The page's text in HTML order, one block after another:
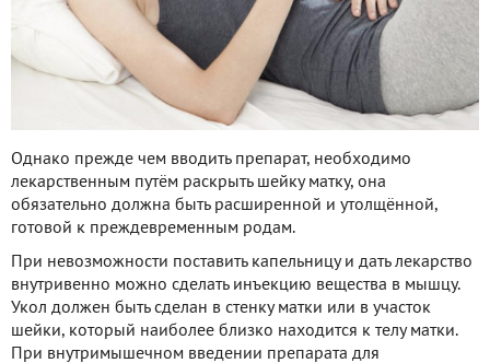
Однако прежде чем вводить препарат, необходимо
лекарственным путём раскрыть шейку матку, она
обязательно должна быть расширенной и утолщённой,
готовой к преждевременным родам.
При невозможности поставить капельницу и дать лекарство
внутривенно можно сделать инъекцию вещества в мышцу.
Укол должен быть сделан в стенку матки или в участок
шейки, который наиболее близко находится к телу матки.
При внутримышечном введении препарата для